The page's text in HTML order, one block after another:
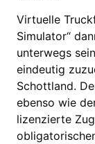
Virtuelle
Simulator“
unterwegs
eindeutig
Schottland.
ebenso wie
lizenzierte